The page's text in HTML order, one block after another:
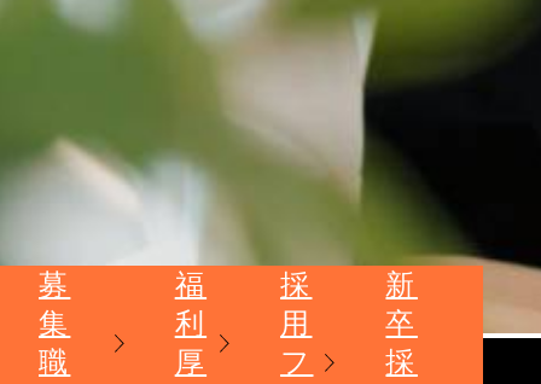
募
集
職
福
利
厚
採
用
フ
新
卒
採